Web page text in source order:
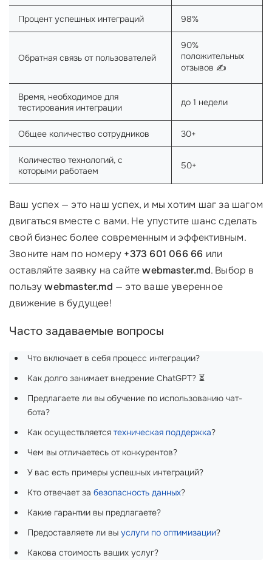
Процент успешных интеграций 98%
Обратная связь от пользователей
90%
положительных
отзывов ✍️
Время, необходимое для
тестирования интеграции
до 1 недели
Общее количество сотрудников 30+
Количество технологий, с
которыми работаем
50+
Ваш успех — это наш успех, и мы хотим шаг за шагом
двигаться вместе с вами. Не упустите шанс сделать
свой бизнес более современным и эффективным.
Звоните нам по номеру +373 601 066 66 или
оставляйте заявку на сайтеwebmaster.md. Выбор в
пользуwebmaster.md — это ваше уверенное
движение в будущее!
Часто задаваемые вопросы
Что включает в себя процесс интеграции?
Как долго занимает внедрение ChatGPT? ⏳
Предлагаете ли вы обучение по использованию чат-
бота?
Как осуществляется техническая поддержка?
Чем вы отличаетесь от конкурентов?
У вас есть примеры успешных интеграций?
Кто отвечает за безопасность данных?
Какие гарантии вы предлагаете?
Предоставляете ли вы услуги по оптимизации?
Какова стоимость ваших услуг?